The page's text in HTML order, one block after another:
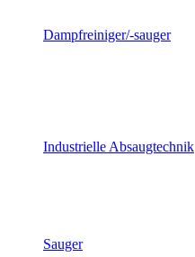
Dampfreiniger/-sauger
Industrielle Absaugtechnik
Sauger